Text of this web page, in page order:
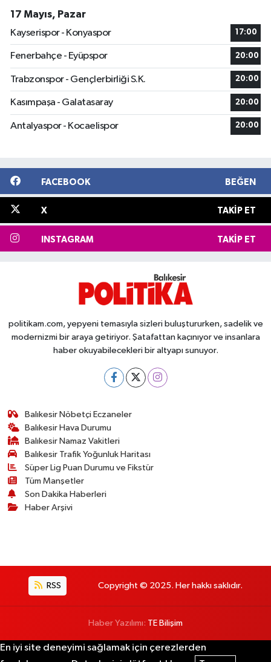
17 Mayıs, Pazar
Kayserispor - Konyaspor
17:00
Fenerbahçe - Eyüpspor 20:00
Trabzonspor - Gençlerbirliği S.K. 20:00
Kasımpaşa - Galatasaray 20:00
Antalyaspor - Kocaelispor 20:00
FACEBOOK BEĞEN
X TAKIP ET
INSTAGRAM TAKIP ET
politikam.com, yepyeni temasıyla sizleri buluştururken, sadelik ve
modernizmi bir araya getiriyor. Şatafattan kaçınıyor ve insanlara
haber okuyabilecekleri bir altyapı sunuyor.
Balıkesir Nöbetçi Eczaneler
Balıkesir Hava Durumu
Balıkesir Namaz Vakitleri
Balıkesir Trafik Yoğunluk Haritası
Süper Lig Puan Durumu ve Fikstür
Tüm Manşetler
Son Dakika Haberleri
Haber Arşivi
RSS Copyright © 2025. Her hakkı saklıdır.
Haber Yazılımı: TE Bilişim
En iyi site deneyimi sağlamak için çerezlerden